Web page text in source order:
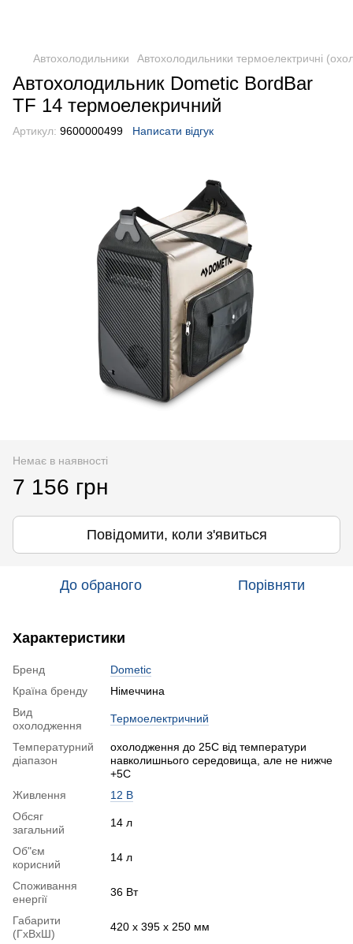
Автохолодильники Автохолодильники термоелектричні
Автохолодильник Dometic BordBar
TF 14 термоелекричний
Артикул: 9600000499 Написати відгук
Немає в наявності
7 156 грн
Повідомити, коли з'явиться
До обраного Порівняти
Характеристики
Бренд
Dometic
Країна бренду
Німеччина
Вид
охолодження
Термоелектричний
Температурний
діапазон
охолодження до 25С від температури
навколишнього середовища, але не нижче
+5С
Живлення
12 В
Обсяг
загальний
14 л
Об"єм
корисний
14 л
Споживання
енергії
36 Вт
Габарити
(ГхВхШ)
420 х 395 х 250 мм